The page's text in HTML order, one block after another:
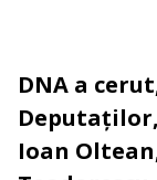
DNA a
Ioan